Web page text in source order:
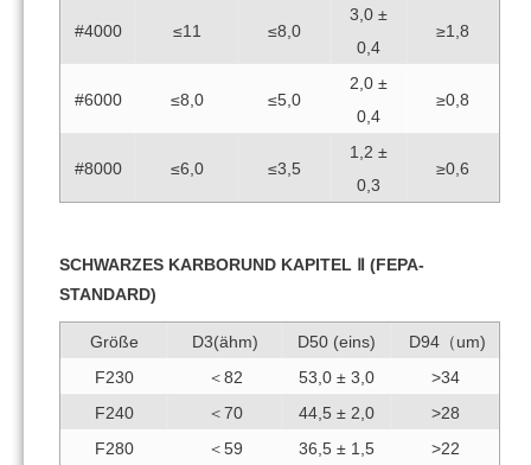
#4000 ≤11 ≤8,0
3,0 ±
0,4
≥1,8
#6000 ≤8,0 ≤5,0
2,0 ±
0,4
≥0,8
#8000 ≤6,0 ≤3,5
1,2 ±
0,3
≥0,6
SCHWARZES KARBORUND KAPITEL Ⅱ (FEPA-
STANDARD)
Größe D3(ähm) D50 (eins)
D94（um)
F230
＜82 53,0 ± 3,0
>34
F240
＜70 44,5 ± 2,0
>28
F280
＜59 36,5 ± 1,5
>22